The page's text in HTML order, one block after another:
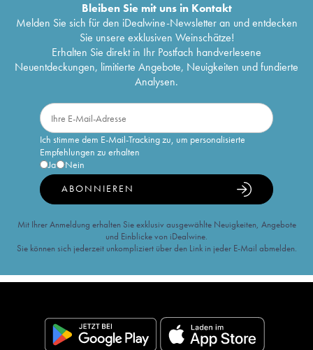
Bleiben Sie mit uns in Kontakt
Melden Sie sich für den iDealwine-Newsletter an und entdecken
Sie unsere exklusiven Weinschätze!
Erhalten Sie direkt in Ihr Postfach handverlesene
Neuentdeckungen, limitierte Angebote, Neuigkeiten und fundierte
Analysen.
Ich stimme dem E-Mail-Tracking zu, um personalisierte
Empfehlungen zu erhalten
Ja
Nein
ABONNIEREN
Mit Ihrer Anmeldung erhalten Sie exklusiv ausgewählte Neuigkeiten, Angebote
und Einblicke von iDealwine.
Sie können sich jederzeit unkompliziert über den Link in jeder E-Mail abmelden.